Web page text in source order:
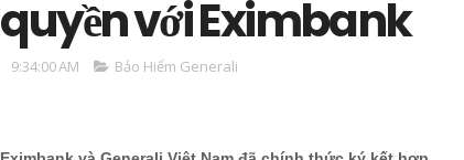
quyền với Eximbank
9:34:00 AM Bảo Hiểm Generali